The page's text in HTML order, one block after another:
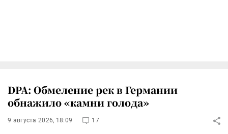
DPA: Обмеление рек в Германии
обнажило «камни голода»
9 августа 2026, 18:09 17